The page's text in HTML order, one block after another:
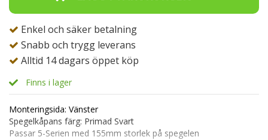
Enkel och säker betalning
Snabb och trygg leverans
Alltid 14 dagars öppet köp
Finns i lager
Monteringsida: Vänster
Spegelkåpans färg: Primad Svart
Passar 5-Serien med 155mm storlek på spegelen